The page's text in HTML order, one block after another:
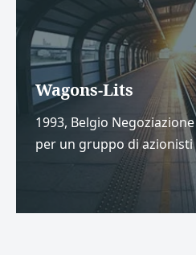
Wagons-Lits
1993, Belgio
per un gruppo di azionisti